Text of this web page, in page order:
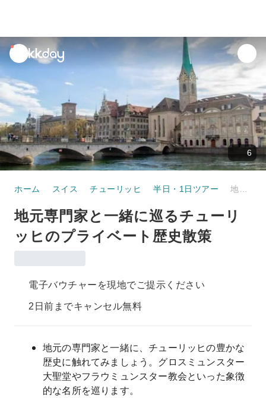
unread
notifications
6
ホーム スイス チューリッヒ 半日・1日ツアー
地元専門家と一緒に巡るチューリ
ッヒのプライベート歴史散策
電子バウチャーを現地でご提示ください
2日前までキャンセル無料
地元の専門家と一緒に、チューリッヒの豊かな
歴史に触れてみましょう。グロスミュンスター
大聖堂やフラウミュンスター教会といった象徴
的な名所を巡ります。